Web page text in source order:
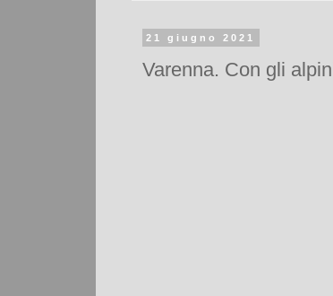
21 giugno 2021
Varenna. Con gli